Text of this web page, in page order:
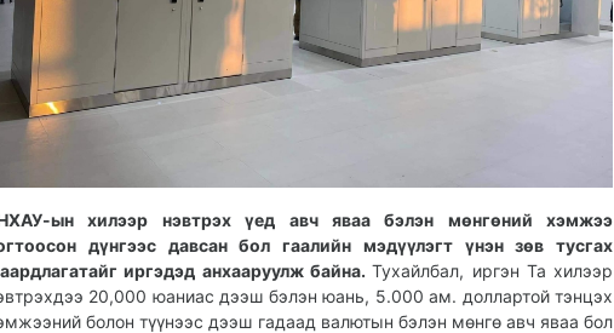
ын хилээр нэвтрэх үед авч яваа бэлэн мөнгөний хэмжээ
дүнгээс давсан бол гаалийн мэдүүлэгт үнэн зөв тусгах
иргэдэд анхааруулж байна.Тухайлбал, иргэн Та хилээр
20,000 юаниас дээш бэлэн юань, 5.000 ам. доллартой тэнцэх
болон түүнээс дээш гадаад валютын бэлэн мөнгө авч яваа бол